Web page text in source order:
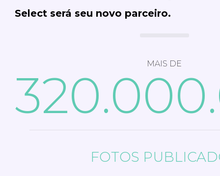
Select será seu novo parceiro.
MAIS DE
FOTOS